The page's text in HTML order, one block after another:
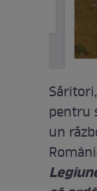
pentru
un